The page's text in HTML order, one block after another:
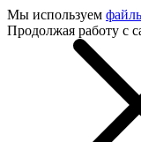
Мы используем
Продолжая работу с